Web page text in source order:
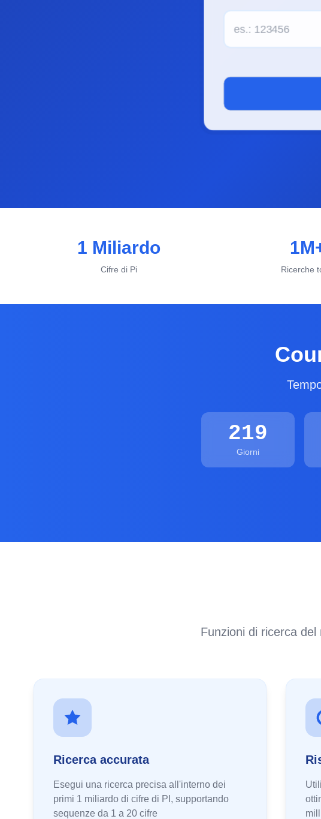
1 Miliardo
Cifre di Pi Ricerche
219
Giorni
Funzioni di ricerca
Ricerca accurata
Esegui una ricerca precisa all'interno dei
primi 1 miliardo di cifre di PI, supportando
sequenze da 1 a 20 cifre